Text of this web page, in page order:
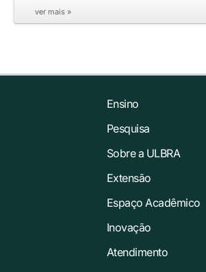
ver mais »
Ensino
Pesquisa
Sobre a ULBRA
Extensão
Espaço Acadêmico
Inovação
Atendimento